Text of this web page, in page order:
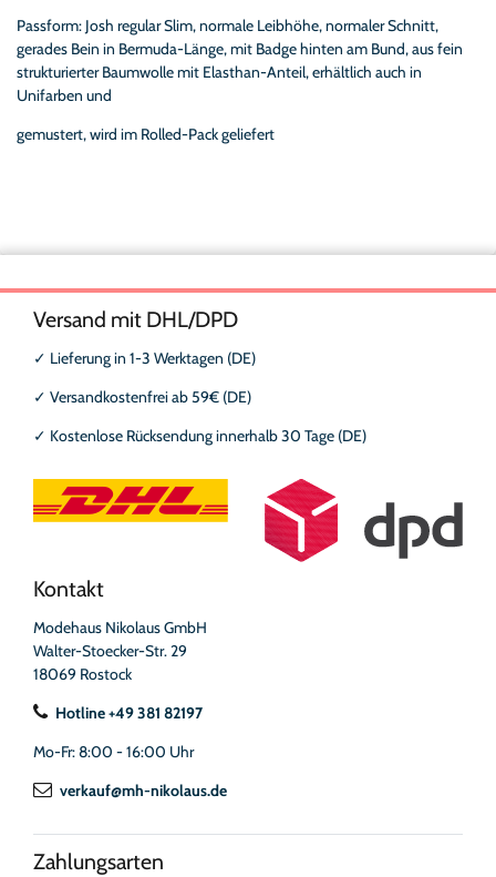
Passform: Josh regular Slim, normale Leibhöhe, normaler Schnitt,
gerades Bein in Bermuda-Länge, mit Badge hinten am Bund, aus fein
strukturierter Baumwolle mit Elasthan-Anteil, erhältlich auch in
Unifarben und
gemustert, wird im Rolled-Pack geliefert
Versand mit DHL/DPD
✓ Lieferung in 1-3 Werktagen (DE)
✓ Versandkostenfrei ab 59€ (DE)
✓ Kostenlose Rücksendung innerhalb 30 Tage (DE)
Kontakt
Modehaus Nikolaus GmbH
Walter-Stoecker-Str. 29
18069 Rostock
Hotline +49 381 82197
Mo-Fr: 8:00 - 16:00 Uhr
verkauf@mh-nikolaus.de
Zahlungsarten